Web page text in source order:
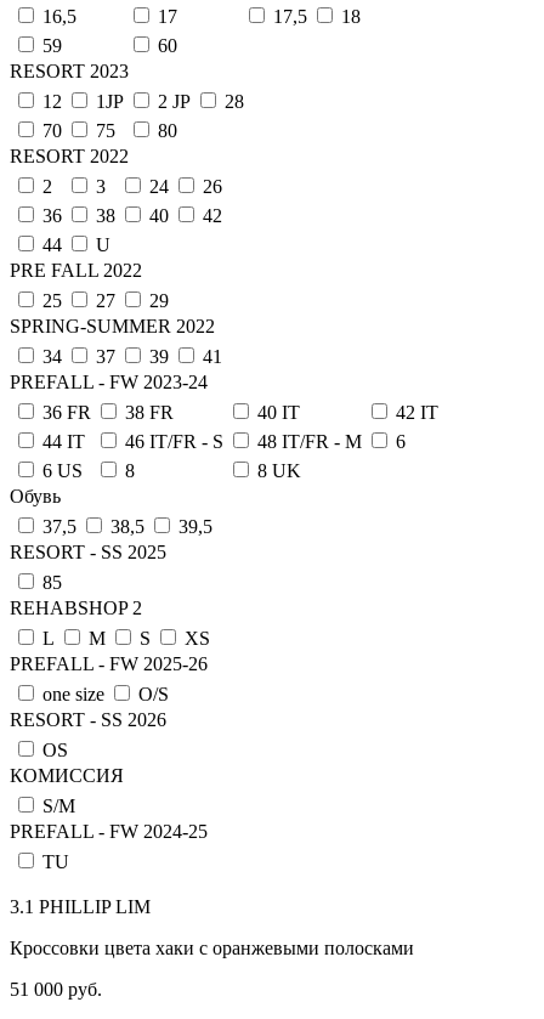
16,5
17 17,5
18
59
60
RESORT 2023
12
1JP 2 JP
28
70
75
80
RESORT 2022
2
3 24
26
36
38 40
42
44
U
PRE FALL 2022
25
27
29
SPRING-SUMMER 2022
34
37 39
41
PREFALL - FW 2023-24
36 FR
38 FR 40 IT
42 IT
44 IT
46 IT/FR - S 48 IT/FR - M
6
6 US
8
8 UK
Обувь
37,5
38,5
39,5
RESORT - SS 2025
85
REHABSHOP 2
L
M S
XS
PREFALL - FW 2025-26
one size
О/S
RESORT - SS 2026
OS
КОМИССИЯ
S/M
PREFALL - FW 2024-25
TU
3.1 PHILLIP LIM
Кроссовки цвета хаки с оранжевыми полосками
51 000 руб.